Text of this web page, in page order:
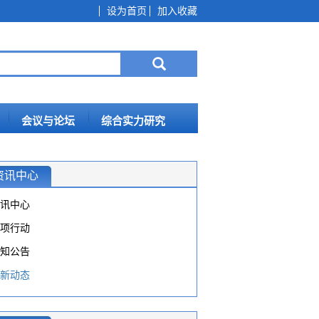
设为首页 加入收藏
会议与论坛 综合实力研究
讯中心
中心
行动
公告
动态